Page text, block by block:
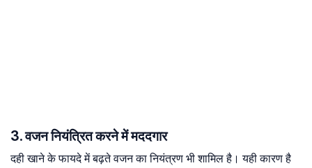
3. वजन नियंत्रित करने में मददगार
दही खाने के फायदे में बढ़ते वजन का नियंत्रण भी शामिल है। यही कारण है